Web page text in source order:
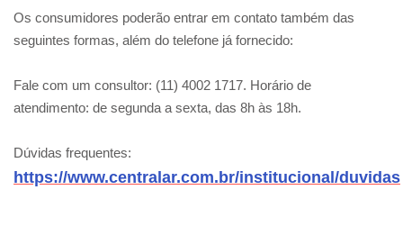
Os consumidores poderão entrar em contato também das
seguintes formas, além do telefone já fornecido:
Fale com um consultor: (11) 4002 1717. Horário de
atendimento: de segunda a sexta, das 8h às 18h.
Dúvidas frequentes:
https://www.centralar.com.br/institucional/duvidas